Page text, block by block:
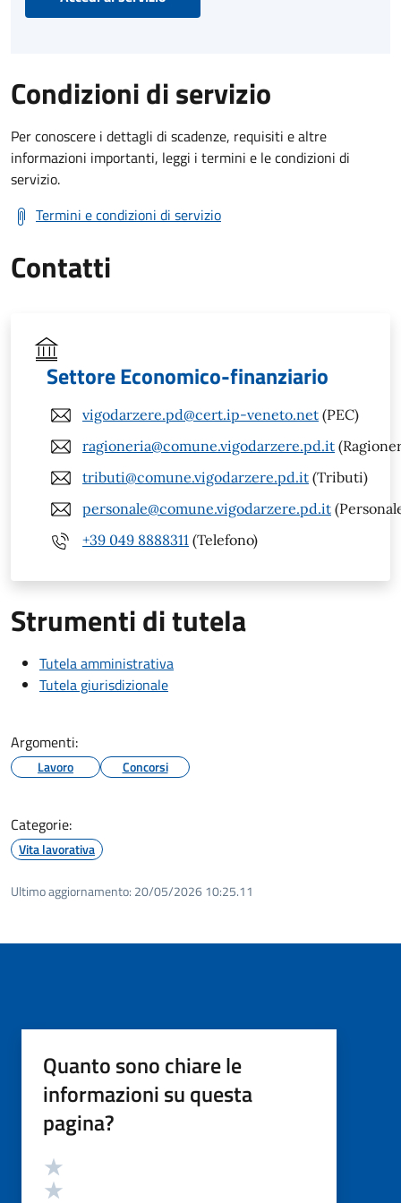
Condizioni di servizio
Per conoscere i dettagli di scadenze, requisiti e altre
informazioni importanti, leggi i termini e le condizioni di
servizio.
Termini e condizioni di servizio
Contatti
Settore Economico-finanziario
vigodarzere.pd@cert.ip-veneto.net (PEC)
ragioneria@comune.vigodarzere.pd.it
tributi@comune.vigodarzere.pd.it (Tributi)
personale@comune.vigodarzere.pd.it
+39 049 8888311 (Telefono)
Strumenti di tutela
Tutela amministrativa
Tutela giurisdizionale
Argomenti:
Lavoro Concorsi
Categorie:
Vita lavorativa
Ultimo aggiornamento: 20/05/2026 10:25.11
Quanto sono chiare le
informazioni su questa
pagina?
Valutazione